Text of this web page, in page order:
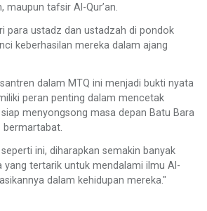
maupun tafsir Al-Qur’an.
para ustadz dan ustadzah di pondok
keberhasilan mereka dalam ajang
dalam MTQ ini menjadi bukti nyata
peran penting dalam mencetak
siap menyongsong masa depan Batu Bara
bermartabat.
ini, diharapkan semakin banyak
yang tertarik untuk mendalami ilmu Al-
dalam kehidupan mereka."